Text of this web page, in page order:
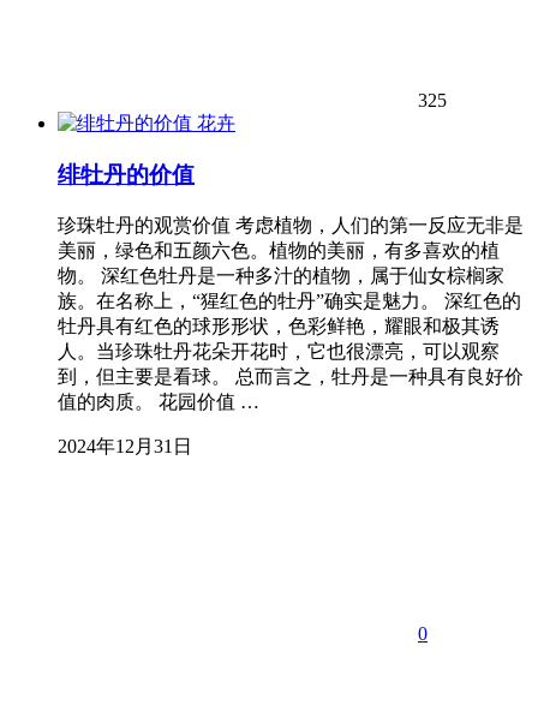
325
花卉
绯牡丹的价值
珍珠牡丹的观赏价值 考虑植物，人们的第一反应无非是
美丽，绿色和五颜六色。植物的美丽，有多喜欢的植
物。 深红色牡丹是一种多汁的植物，属于仙女棕榈家
族。在名称上，“猩红色的牡丹”确实是魅力。 深红色的
牡丹具有红色的球形形状，色彩鲜艳，耀眼和极其诱
人。当珍珠牡丹花朵开花时，它也很漂亮，可以观察
到，但主要是看球。 总而言之，牡丹是一种具有良好价
值的肉质。 花园价值 …
2024年12月31日
0